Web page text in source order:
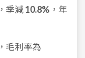
，季減10.8% ，年
，毛利率為